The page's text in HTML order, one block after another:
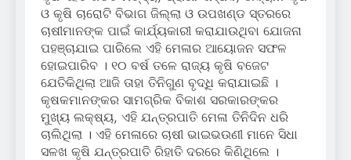
ଓ କୃଷି ଚାରୋଟି ବିଭାଗ ଜିଲ୍ଲା ଓ ଉପଖଣ୍ଡ ସ୍ତରରେ
ଚାଷୀମାନଙ୍କ ପାଇଁ କାର୍ଯ୍ୟକାରୀ କରାଯାଉଥିବା ଯୋଜନା
ପହଞ୍ଚାଯାଇ ପାରିଲେ ଏହି ମେଳାର ଆୟୋଜନ ସଫଳ
ହୋଇପାରିବ । ୧୦ ବର୍ଷ ତଳେ ରାଜ୍ୟ କୃଷି ବଜେଟ
ଯେତିକିଥିଲା ଆଜି ତାହା ତିନିଗୁଣ ବୃଦ୍ଧି କରାଯାଇଛି ।
କୃଷକମାନଙ୍କର ସାମଗ୍ରିକ ବିକାଶ ସରକାରଙ୍କର
ମୁଖ୍ୟ ଲକ୍ଷ୍ୟ, ଏହି ଯନ୍ତ୍ରପାତି ମେଳା ତିନିଦିନ ଧରି
ଚାଲିଥିଲା । ଏହି ମେଳାରେ ଚାଷୀ ଭାଇଭଉଣୀ ମାନେ ସିଧା
ସଳଖ କୃଷି ଯନ୍ତ୍ରପାତି ରିହାତି ଦରରେ କିଣିଥିଲେ ।